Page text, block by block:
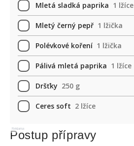
Mletá sladká paprika 1 lžíce
Mletý černý pepř 1 lžička
Polévkové koření 1 lžička
Pálivá mletá paprika 1 lžíce
Dršťky 250 g
Ceres soft 2 lžíce
Reklama
Postup přípravy